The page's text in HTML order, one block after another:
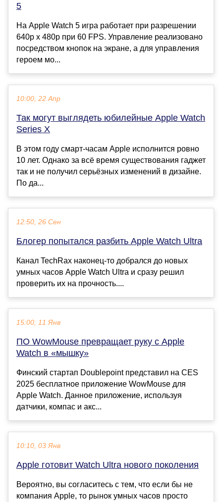
5
На Apple Watch 5 игра работает при разрешении
640p x 480p при 60 FPS. Управление реализовано
посредством кнопок на экране, а для управления
героем мо...
10:00, 22 Апр
Так могут выглядеть юбилейные Apple Watch
Series X
В этом году смарт-часам Apple исполнится ровно
10 лет. Однако за всё время существования гаджет
так и не получил серьёзных изменений в дизайне.
По да...
12:50, 26 Сен
Блогер попытался разбить Apple Watch Ultra
Канал TechRax наконец-то добрался до новых
умных часов Apple Watch Ultra и сразу решил
проверить их на прочность....
15:00, 11 Янв
ПО WowMouse превращает руку с Apple
Watch в «мышку»
Финский стартап Doublepoint представил на CES
2025 бесплатное приложение WowMouse для
Apple Watch. Данное приложение, используя
датчики, компас и акс...
10:10, 03 Янв
Apple готовит Watch Ultra нового поколения
Вероятно, вы согласитесь с тем, что если бы не
компания Apple, то рынок умных часов просто